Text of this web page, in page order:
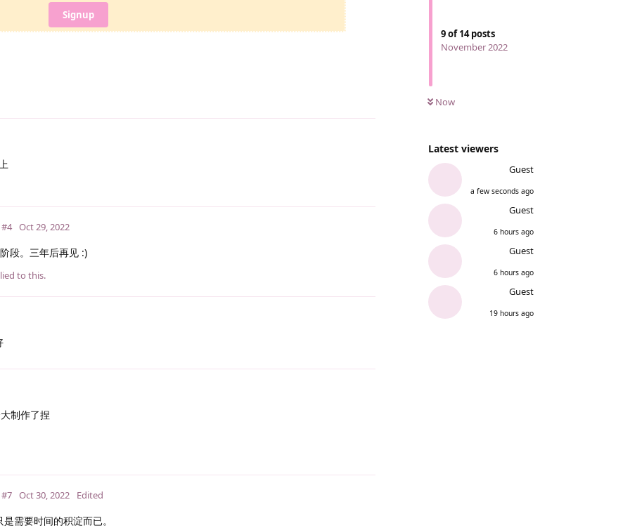
9of14posts
November 2022
Now
Latest viewers
Guest
a few seconds ago
Guest
6 hours ago
Guest
6 hours ago
Guest
19 hours ago
Signup
#4 Oct 29, 2022
段。三年后再见 :)
to this.
制作了捏
#7 Oct 30, 2022 Edited
需要时间的积淀而已。